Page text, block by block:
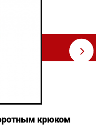
крюком
⇨